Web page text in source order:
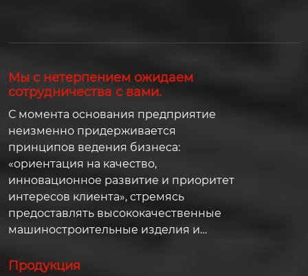
Мы с нетерпением ожидаем
сотрудничества с вами.
С момента основания предприятие
неизменно придерживается
принципов ведения бизнеса:
«ориентация на качество,
инновационное развитие и приоритет
интересов клиента», стремясь
предоставлять высококачественные
машиностроительные изделия и
Продукция